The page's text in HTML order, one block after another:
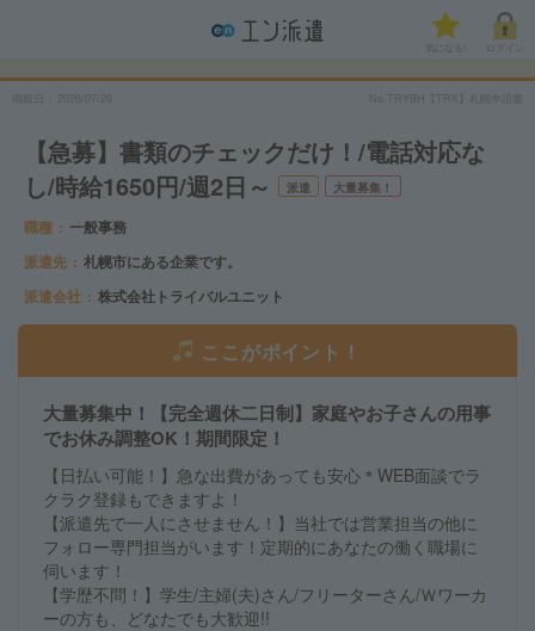
気になる!
No.TRYBH【TRK】札幌申請書
【急募】書類のチェックだけ！/電話対応な
し/時給1650円/週2日～
派遣 大量募集！
職種
一般事務
派遣先
札幌市にある企業です。
派遣会社
株式会社トライバルユニット
ここがポイント！
大量募集中！【完全週休二日制】家庭やお子さんの用事
でお休み調整OK！期間限定！
【日払い可能！】急な出費があっても安心＊WEB面談でラ
クラク登録もできますよ！
【派遣先で一人にさせません！】当社では営業担当の他に
フォロー専門担当がいます！定期的にあなたの働く職場に
伺います！
【学歴不問！】学生/主婦(夫)さん/フリーターさん/Ｗワーカ
ーの方も、どなたでも大歓迎!!